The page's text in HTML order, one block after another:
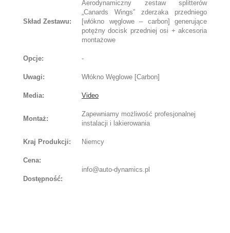
Skład Zestawu:
Aerodynamiczny zestaw splitterów
„Canards Wings” zderzaka przedniego
[włókno węglowe – carbon] generujące
potężny docisk przedniej osi + akcesoria
montażowe
Opcje: -
Uwagi: Włókno Węglowe [Carbon]
Media: Video
Montaż:
Zapewniamy możliwość profesjonalnej
instalacji i lakierowania
Kraj Produkcji: Niemcy
Cena:
info@auto-dynamics.pl
Dostępność: